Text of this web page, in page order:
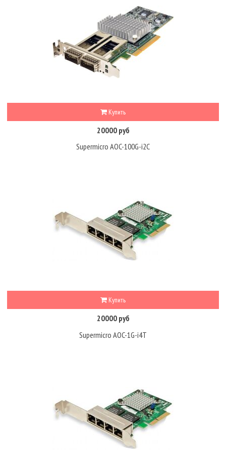
Купить
20000 руб
Supermicro AOC-100G-i2C
Купить
20000 руб
Supermicro AOC-1G-i4T